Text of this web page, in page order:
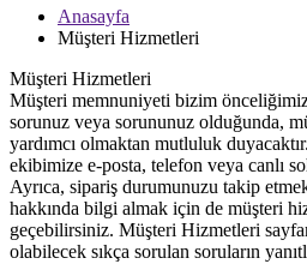
Anasayfa
Müşteri Hizmetleri
Müşteri Hizmetleri
Müşteri memnuniyeti bizim
sorunuz veya sorununuz olduğunda,
yardımcı olmaktan mutluluk
ekibimize e-posta, telefon veya canlı
Ayrıca, sipariş durumunuzu takip
hakkında bilgi almak için de müşteri
geçebilirsiniz. Müşteri Hizmetleri
olabilecek sıkça sorulan soruların